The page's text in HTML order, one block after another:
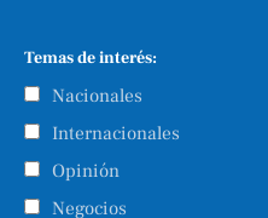
Temas de interés:
Nacionales
Internacionales
Opinión
Negocios